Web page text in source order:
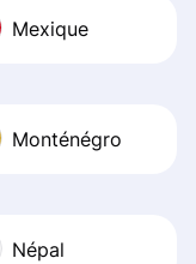
Mexique
Monténégro
Népal